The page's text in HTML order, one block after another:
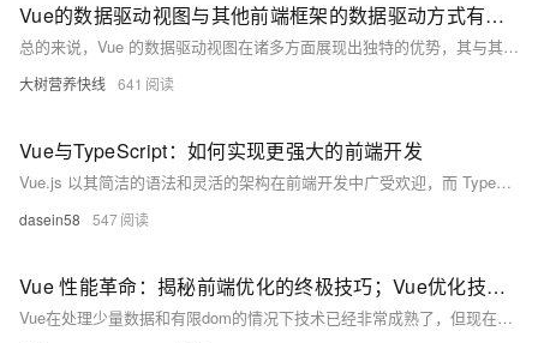
Vue的数据驱动视图与其他前端框架的数据驱动方式有何不同？
总的来说，Vue 的数据驱动视图在诸多方面展现出独特的优势，其与其他前端框架的数据驱动方式的不同之处主要体现在绑定方式、性能表现、触发机制、组件化结合、灵活性、语法表达以及与后端数据交互等方面。这些差异使得 Vue 在前端开发领域具有独特的地位和价值。
大树营养快线 641
Vue与TypeScript：如何实现更强大的前端开发
Vue.js 以其简洁的语法和灵活的架构在前端开发中广受欢迎，而 TypeScript 作为一种静态类型语言，为 JavaScript 提供了强大的类型系统和编译时检查。将 Vue.js 与 TypeScript 结合使用，不仅可以提升代码的可维护性和可扩展性，还能减少运行时错误，提高开发效率。本文将介绍如何在 Vue.js 项目中使用 TypeScript，并通过一些代码示例展示其强大功能。
dasein58 547
Vue 性能革命：揭秘前端优化的终极技巧；Vue优化技巧，解决Vue项目卡顿问题
Vue在处理少量数据和有限dom的情况下技术已经非常成熟了，但现在随着AI时代的到来，海量数据场景会越来越多，Vue优化技巧也是必备技能。 博客不应该只有代码和解决方案，重点应该在于给出解决方案的同时分享思维模式，只有思维才能可持续地解决问题，只有思维才是真正值得学习和分享的核心要素。如果这篇博客能给您带来一点帮助，麻烦您点个赞支持一下，还可以收藏起来以备不时之需，有疑问和错误欢迎在评论区指出~